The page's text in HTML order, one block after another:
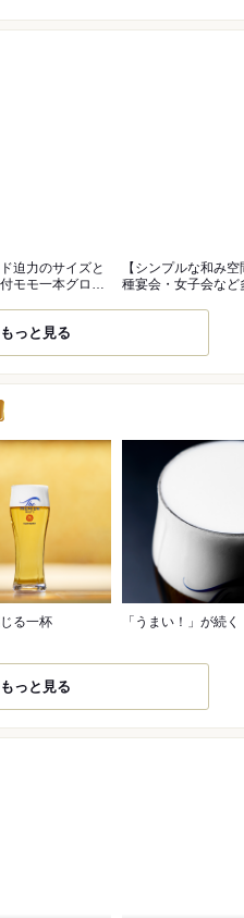
ド迫力のサイズと
モモ一本グロー
【シンプルな和み
種宴会・女子会など
っと見る
る一杯 「うまい！」が続く
っと見る